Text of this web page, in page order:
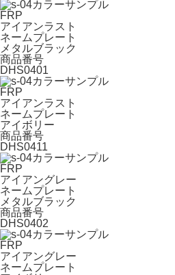
FRP
アイアンラスト
ネームプレート
メタルブラック
商品番号
DHS0401
FRP
アイアンラスト
ネームプレート
アイボリー
商品番号
DHS0411
FRP
アイアングレー
ネームプレート
メタルブラック
商品番号
DHS0402
FRP
アイアングレー
ネームプレート